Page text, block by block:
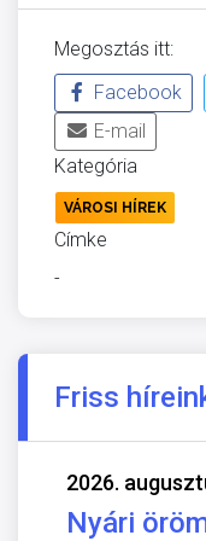
Megosztás itt:
Facebook
E-mail
Kategória
VÁROSI HÍREK
Címke
-
Friss
2026.
Nyári